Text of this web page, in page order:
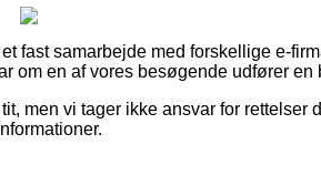
fast samarbejde med forskellige e-
om en af vores besøgende udfører en
men vi tager ikke ansvar for rettelser